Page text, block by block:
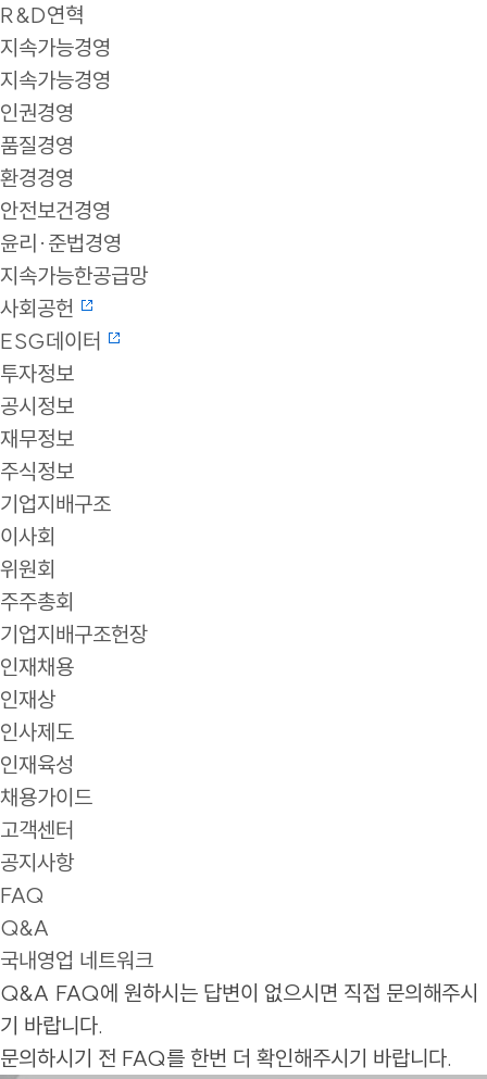
R&D연혁
지속가능경영
지속가능경영
인권경영
품질경영
환경경영
안전보건경영
윤리·준법경영
지속가능한공급망
사회공헌
ESG데이터
투자정보
공시정보
재무정보
주식정보
기업지배구조
이사회
위원회
주주총회
기업지배구조헌장
인재채용
인재상
인사제도
인재육성
채용가이드
고객센터
공지사항
FAQ
Q&A
국내영업 네트워크
Q&A FAQ에 원하시는 답변이 없으시면 직접 문의해주시
기 바랍니다.
문의하시기 전 FAQ를 한번 더 확인해주시기 바랍니다.